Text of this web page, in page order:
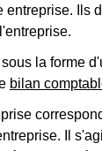
entreprise. Ils
sous la forme
bilan
Il